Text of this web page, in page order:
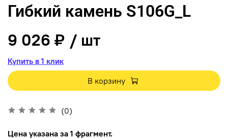
Гибкий камень S106G_L
(0)
9 026 ₽ / шт
Купить в 1 клик
В корзину
Цена указана за 1 фрагмент.